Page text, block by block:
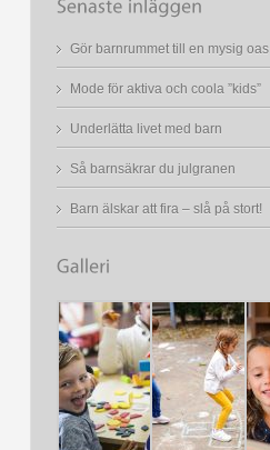
Gör barnrummet till en mysig oas
Mode för aktiva och coola ”kids”
Underlätta livet med barn
Så barnsäkrar du julgranen
Barn älskar att fira – slå på stort!